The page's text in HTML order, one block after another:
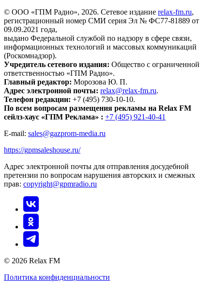
© ООО «ГПМ Радио», 2026. Сетевое издание relax-fm.ru,
регистрационный номер СМИ серия Эл № ФС77-81889 от
09.09.2021 года,
выдано Федеральной службой по надзору в сфере связи,
информационных технологий и массовых коммуникаций
(Роскомнадзор).
Учредитель сетевого издания: Общество с ограниченной
ответственностью «ГПМ Радио».
Главный редактор: Морозова Ю. П.
Адрес электронной почты: relax@relax-fm.ru.
Телефон редакции: +7 (495) 730-10-10.
По всем вопросам размещения рекламы на Relax FM
сейлз-хаус «ГПМ Реклама» : +7 (495) 921-40-41
E-mail: sales@gazprom-media.ru
https://gpmsaleshouse.ru/
Адрес электронной почты для отправления досудебной
претензии по вопросам нарушения авторских и смежных
прав: copyright@gpmradio.ru
© 2026 Relax FM
Политика конфиденциальности